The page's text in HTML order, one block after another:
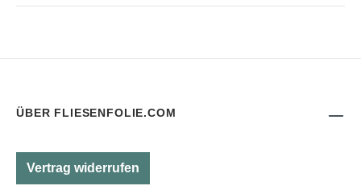
ÜBER FLIESENFOLIE.COM
Vertrag widerrufen